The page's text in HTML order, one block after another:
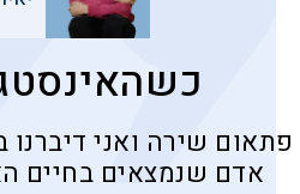
פתאום שירה ואני
אדם שנמצאים בחיים